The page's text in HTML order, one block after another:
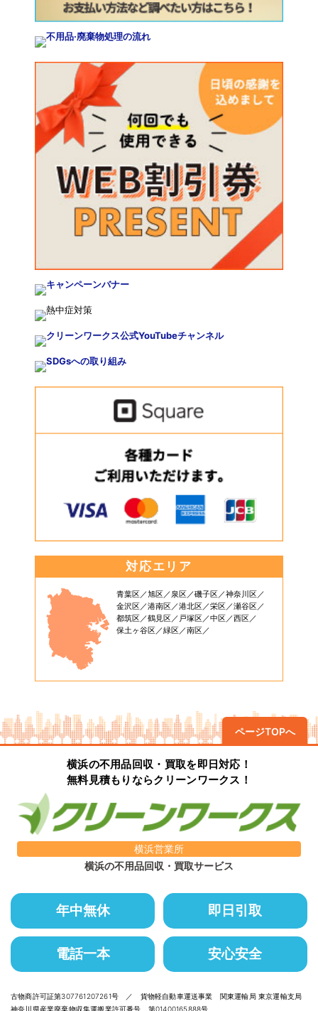
対応エリア
青葉区 旭区 泉区 磯子区
神奈川区
金沢区
港南区 港北区 栄区
瀬谷区
都筑区
鶴見区 戸塚区 中区
西区
保土ヶ谷区
緑区 南区
ページTOPへ
横浜の不用品回収・買取を即日対応！
無料見積もりならクリーンワークス！
横浜営業所
横浜の不用品回収・買取サービス
年中無休 即日引取
電話一本 安心安全
古物商許可証第307761207261号 ／ 貨物軽自動車運送事業 関東運輸局 東京運輸支局
神奈川県産業廃棄物収集運搬業許可番号 第01400165888号